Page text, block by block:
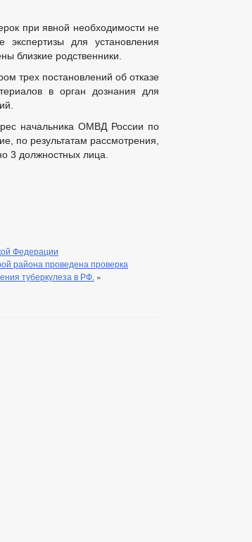
при явной необходимости не
для установления
близкие родственники.
трех постановлений об отказе
в орган дознания для
начальника ОМВД России по
по результатам рассмотрения,
3 должностных лица.
Федерации
района проведена проверка
туберкулеза в РФ. »